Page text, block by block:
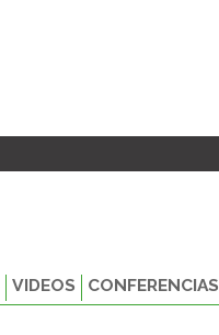
VIDEOS CONFERENCIAS